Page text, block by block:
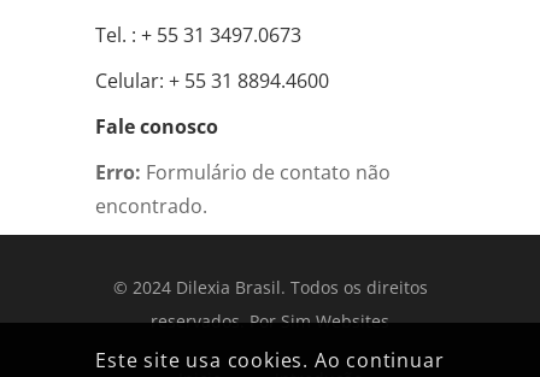
Tel. : + 55 31 3497.0673
Celular: + 55 31 8894.4600
Fale conosco
Erro: Formulário de contato não
encontrado.
© 2024 Dilexia Brasil. Todos os direitos
reservados. PorSim Websites
Este site usa cookies. Ao continuar